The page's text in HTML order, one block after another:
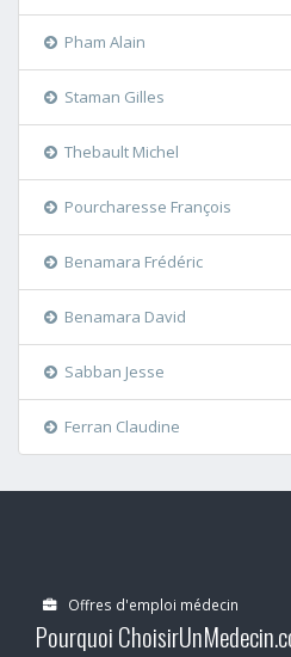
Pham Alain
Staman Gilles
Thebault Michel
Pourcharesse François
Benamara Frédéric
Benamara David
Sabban Jesse
Ferran Claudine
Offres d'emploi médecin
Pourquoi